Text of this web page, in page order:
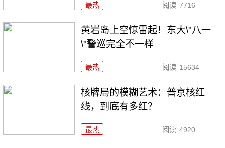
最热 阅读 7716
黄岩岛上空惊雷起！东大\"八一
\"警巡完全不一样
最热 阅读 15634
核牌局的模糊艺术：普京核红
线，到底有多红？
最热 阅读 4920